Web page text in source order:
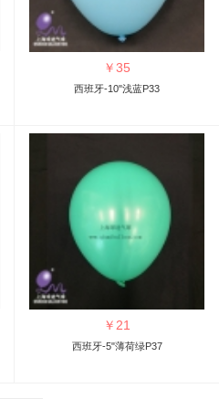
￥35
西班牙-10"浅蓝P33
￥ 21
西班牙-5"薄荷绿P37